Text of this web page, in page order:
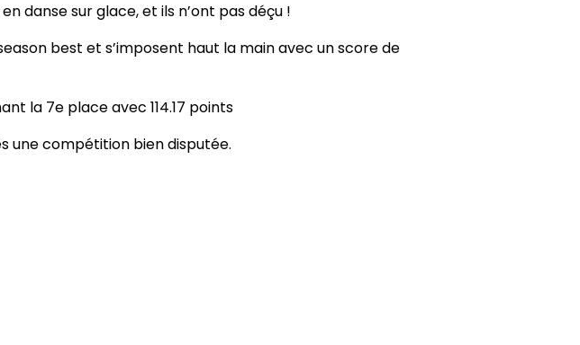
danse sur glace, et ils n’ont pas déçu !
best et s’imposent haut la main avec un score de
la 7e place avec 114.17 points
une compétition bien disputée.